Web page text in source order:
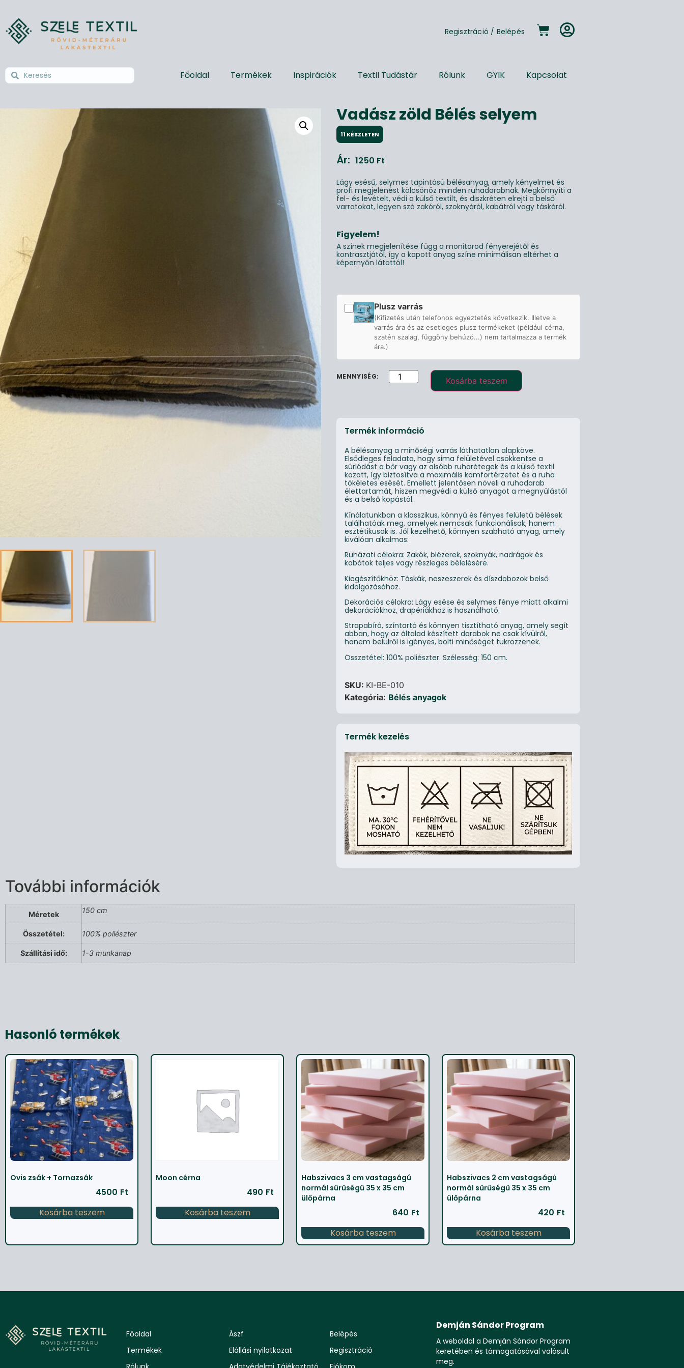
Regisztráció / Belépés
Főoldal Termékek Inspirációk Textil Tudástár Rólunk GYIK Kapcsolat
Vadász zöld Bélés selyem
11 KÉSZLETEN
Ár: 1250 Ft
Lágy esésű, selymes tapintású bélésanyag, amely kényelmet és
profi megjelenést kölcsönöz minden ruhadarabnak. Megkönnyíti a
fel- és levételt, védi a külső textilt, és diszkréten elrejti a belső
varratokat, legyen szó zakóról, szoknyáról, kabátról vagy táskáról.
Figyelem!
A színek megjelenítése függ a monitorod fényerejétől és
kontrasztjától, így a kapott anyag színe minimálisan eltérhet a
képernyőn látottól!
Plusz varrás
(Kifizetés után telefonos egyeztetés következik. Illetve a
varrás ára és az esetleges plusz termékeket (például cérna,
szatén szalag, függöny behúzó...) nem tartalmazza a termék
ára.)
Kosárba teszem
Termék információ
A bélésanyag a minőségi varrás láthatatlan alapköve.
Elsődleges feladata, hogy sima felületével csökkentse a
súrlódást a bőr vagy az alsóbb ruharétegek és a külső textil
között, így biztosítva a maximális komfortérzetet és a ruha
tökéletes esését. Emellett jelentősen növeli a ruhadarab
élettartamát, hiszen megvédi a külső anyagot a megnyúlástól
és a belső kopástól.
Kínálatunkban a klasszikus, könnyű és fényes felületű bélések
találhatóak meg, amelyek nemcsak funkcionálisak, hanem
esztétikusak is. Jól kezelhető, könnyen szabható anyag, amely
kiválóan alkalmas:
Ruházati célokra: Zakók, blézerek, szoknyák, nadrágok és
kabátok teljes vagy részleges bélelésére.
Kiegészítőkhöz: Táskák, neszeszerek és díszdobozok belső
kidolgozásához.
Dekorációs célokra: Lágy esése és selymes fénye miatt alkalmi
dekorációkhoz, drapériákhoz is használható.
Strapabíró, színtartó és könnyen tisztítható anyag, amely segít
abban, hogy az általad készített darabok ne csak kívülről,
hanem belülről is igényes, bolti minőséget tükrözzenek.
Összetétel: 100% poliészter. Szélesség: 150 cm.
SKU: KI-BE-010
Kategória: Bélés anyagok
Termék kezelés
További információk
Méretek 150 cm
Összetétel: 100% poliészter
Szállítási idő: 1-3 munkanap
Hasonló termékek
Ovis zsák + Tornazsák
4500 Ft
Kosárba teszem
Moon cérna
490 Ft
Kosárba teszem
Habszivacs 3 cm vastagságú
normál sűrűségű 35 x 35 cm
ülőpárna
640 Ft
Kosárba teszem
Habszivacs 2 cm vastagságú
normál sűrűségű 35 x 35 cm
ülőpárna
420 Ft
Kosárba teszem
Főoldal
Termékek
Ászf
Elállási nyilatkozat
Belépés
Regisztráció
Demján Sándor Program
A weboldal a Demján Sándor Program
keretében és támogatásával valósult
meg.